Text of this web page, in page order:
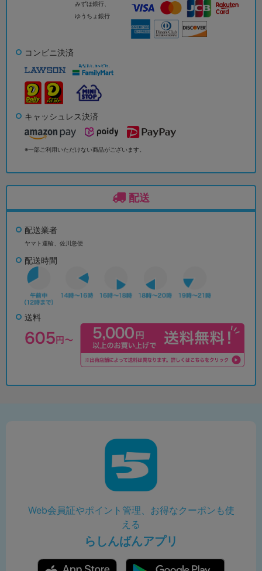
みずほ銀行、
ゆうちょ銀行
コンビニ決済
キャッシュレス決済
※一部ご利用いただけない商品がございます。
配送
配送業者
ヤマト運輸、佐川急便
配送時間
送料
Web会員証やポイント管理、お得なクーポンも使
える
らしんばんアプリ